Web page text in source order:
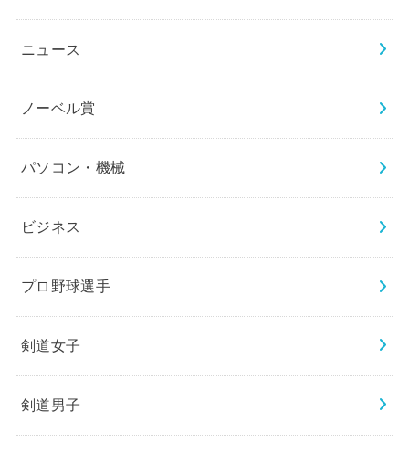
ニュース
ノーベル賞
パソコン・機械
ビジネス
プロ野球選手
剣道女子
剣道男子